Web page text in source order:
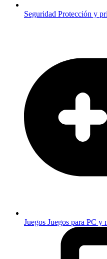
Seguridad Protección y
Juegos Juegos para PC y